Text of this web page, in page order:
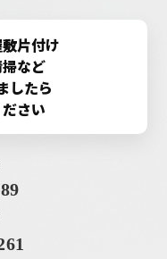
片付け
など
したら
さい